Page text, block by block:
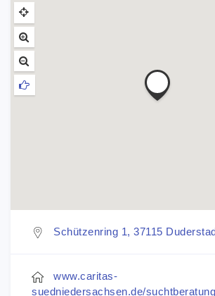
Schützenring 1, 37115
www.caritas-
suedniedersachsen.de/suchtberatung